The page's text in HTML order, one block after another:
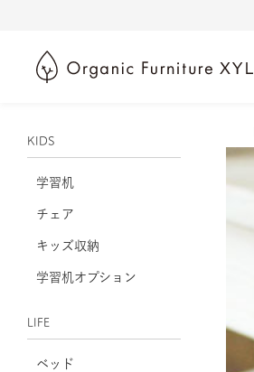
KIDS
学習机
チェア
キッズ収納
学習机オプション
LIFE
ベッド